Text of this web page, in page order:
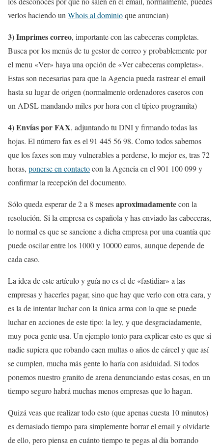
verlos haciendo unWhois al dominioque anuncian)
3) Imprimes correo, importante con las cabeceras completas.
Busca por los menús de tu gestor de correo y probablemente por
el menu «Ver» haya una opción de «Ver cabeceras completas».
Estas son necesarias para que la Agencia pueda rastrear el email
hasta su lugar de origen (normalmente ordenadores caseros con
un ADSL mandando miles por hora con el típico programita)
4) Envías por FAX, adjuntando tu DNI y firmando todas las
hojas. El número fax es el 91 445 56 98. Como todos sabemos
que los faxes son muy vulnerables a perderse, lo mejor es, tras 72
horas, ponerse en contactocon la Agencia en el 901 100 099 y
confirmar la recepción del documento.
Sólo queda esperar de 2 a 8 mesesaproximadamentecon la
resolución. Si la empresa es española y has enviado las cabeceras,
lo normal es que se sancione a dicha empresa por una cuantía que
puede oscilar entre los 1000 y 10000 euros, aunque depende de
cada caso.
La idea de este artículo y guía no es el de «fastidiar» a las
empresas y hacerles pagar, sino que hay que verlo con otra cara, y
es la de intentar luchar con la única arma con la que se puede
luchar en acciones de este tipo: la ley, y que desgraciadamente,
muy poca gente usa. Un ejemplo tonto para explicar esto es que si
nadie supiera que robando caen multas o años de cárcel y que así
se cumplen, mucha más gente lo haría con asiduidad. Si todos
ponemos nuestro granito de arena denunciando estas cosas, en un
tiempo seguro habrá muchas menos empresas que lo hagan.
Quizá veas que realizar todo esto (que apenas cuesta 10 minutos)
es demasiado tiempo para simplemente borrar el email y olvidarte
de ello, pero piensa en cuánto tiempo te pegas al día borrando